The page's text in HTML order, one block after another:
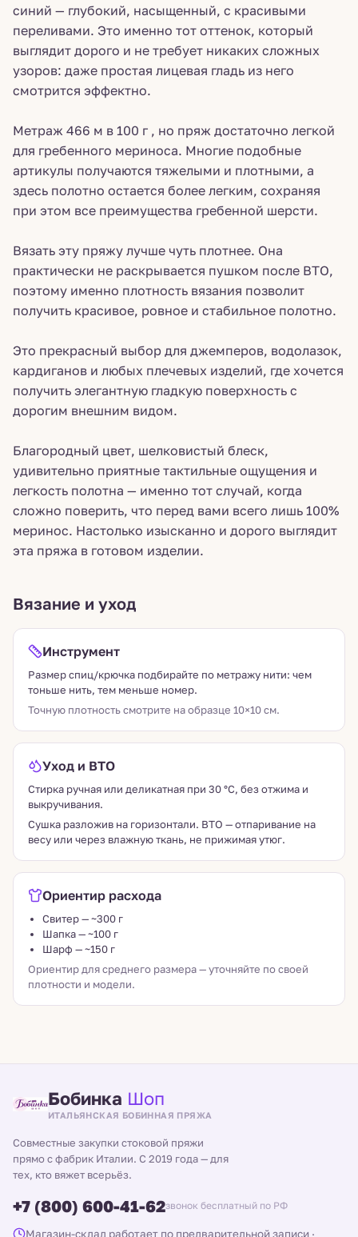
синий — глубокий, насыщенный, с красивыми
переливами. Это именно тот оттенок, который
выглядит дорого и не требует никаких сложных
узоров: даже простая лицевая гладь из него
смотрится эффектно.
Метраж 466 м в 100 г , но пряж достаточно легкой
для гребенного мериноса. Многие подобные
артикулы получаются тяжелыми и плотными, а
здесь полотно остается более легким, сохраняя
при этом все преимущества гребенной шерсти.
Вязать эту пряжу лучше чуть плотнее. Она
практически не раскрывается пушком после ВТО,
поэтому именно плотность вязания позволит
получить красивое, ровное и стабильное полотно.
Это прекрасный выбор для джемперов, водолазок,
кардиганов и любых плечевых изделий, где хочется
получить элегантную гладкую поверхность с
дорогим внешним видом.
Благородный цвет, шелковистый блеск,
удивительно приятные тактильные ощущения и
легкость полотна — именно тот случай, когда
сложно поверить, что перед вами всего лишь 100%
меринос. Настолько изысканно и дорого выглядит
эта пряжа в готовом изделии.
Вязание и уход
Инструмент
Размер спиц/крючка подбирайте по метражу нити: чем
тоньше нить, тем меньше номер.
Точную плотность смотрите на образце 10×10 см.
Уход и ВТО
Стирка ручная или деликатная при 30 °C, без отжима и
выкручивания.
Сушка разложив на горизонтали. ВТО — отпаривание на
весу или через влажную ткань, не прижимая утюг.
Ориентир расхода
Свитер — ~300 г
Шапка — ~100 г
Шарф — ~150 г
Ориентир для среднего размера — уточняйте по своей
плотности и модели.
Бобинка Шоп
ИТАЛЬЯНСКАЯ БОБИННАЯ ПРЯЖА
Совместные закупки стоковой пряжи
прямо с фабрик Италии. С 2019 года — для
тех, кто вяжет всерьёз.
+7 (800) 600-41-62звонок бесплатный по РФ
Магазин-склад работает по предварительной записи ·